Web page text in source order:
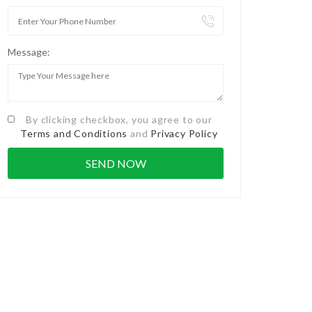
Message:
By clicking checkbox, you agree to our
Terms and Conditions and Privacy Policy